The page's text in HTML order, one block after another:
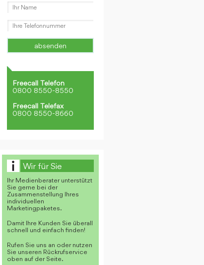
Freecall Telefon
0800 8550-8550
Freecall Telefax
0800 8550-8660
Wir für Sie
Ihr Medienberater unterstützt
Sie gerne bei der
Zusammenstellung Ihres
individuellen
Marketingpaketes.
Damit Ihre Kunden Sie überall
schnell und einfach finden!
Rufen Sie uns an oder nutzen
Sie unseren Rückrufservice
oben auf der Seite.